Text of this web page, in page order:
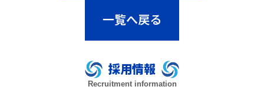
一覧へ戻る
採用情報
Recruitment information